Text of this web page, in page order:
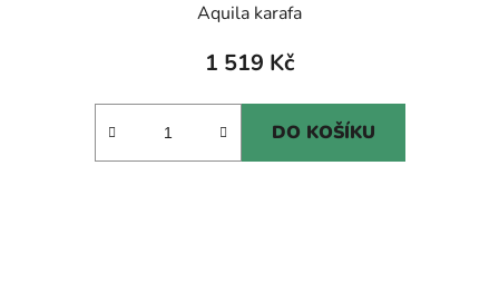
Aquila karafa
1 519 Kč
DO KOŠÍKU